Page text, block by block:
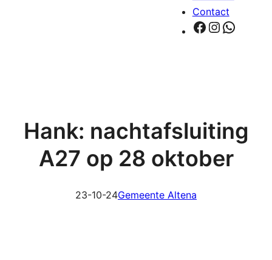
Contact
Facebook
Hank: nachtafsluiting
A27 op 28 oktober
23-10-24Gemeente Altena